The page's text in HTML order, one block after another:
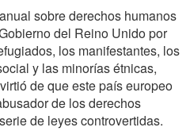
sobre derechos humanos
del Reino Unido por
los manifestantes, los
y las minorías étnicas,
de que este país europeo
de los derechos
de leyes controvertidas.